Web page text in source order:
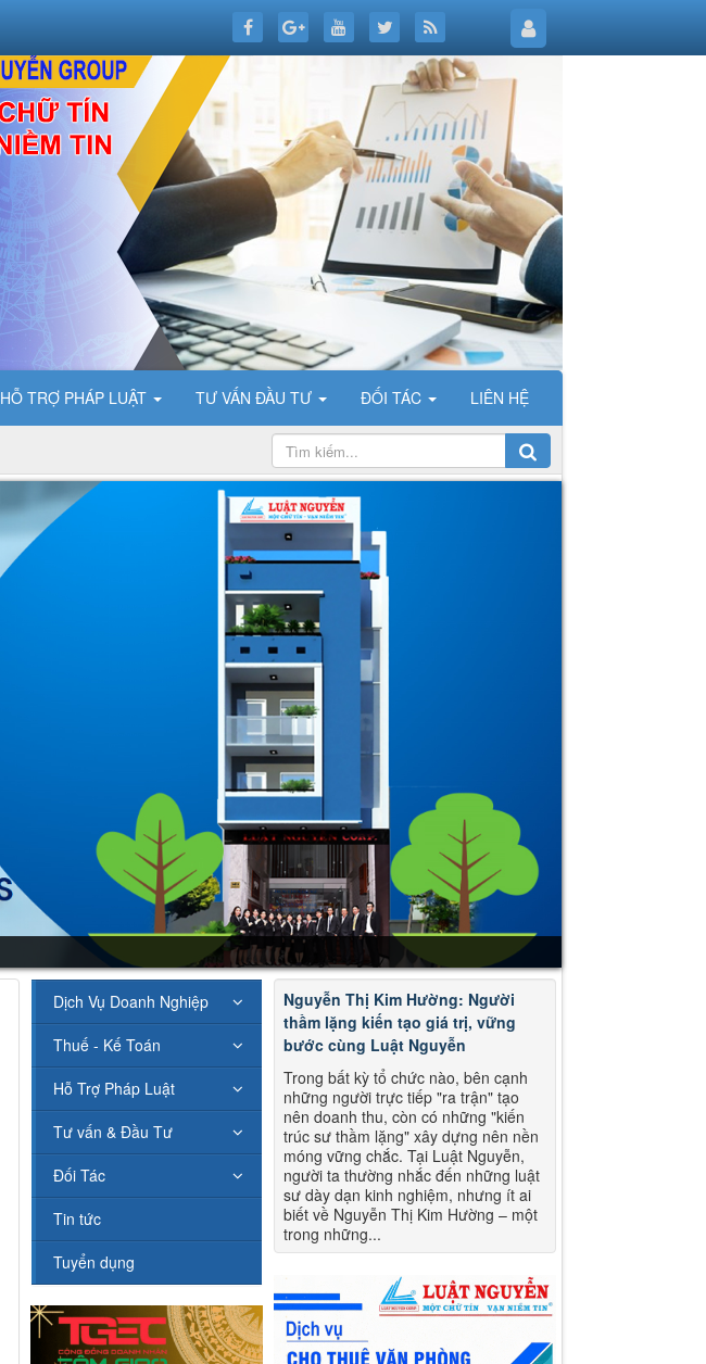
HỖ TRỢ PHÁP LUẬT TƯ VẤN ĐẦU TƯ ĐỐI TÁC LIÊN HỆ
Nguyễn Thị Kim Hường: Người
thầm lặng kiến tạo giá trị, vững
bước cùng Luật Nguyễn
Trong bất kỳ tổ chức nào, bên cạnh
những người trực tiếp "ra trận" tạo
nên doanh thu, còn có những "kiến
trúc sư thầm lặng" xây dựng nên nền
móng vững chắc. Tại Luật Nguyễn,
người ta thường nhắc đến những luật
sư dày dạn kinh nghiệm, nhưng ít ai
biết về Nguyễn Thị Kim Hường – một
trong những...
Dịch Vụ Doanh Nghiệp
Thuế - Kế Toán
Hỗ Trợ Pháp Luật
Tư vấn & Đầu Tư
Đối Tác
Tin tức
Tuyển dụng